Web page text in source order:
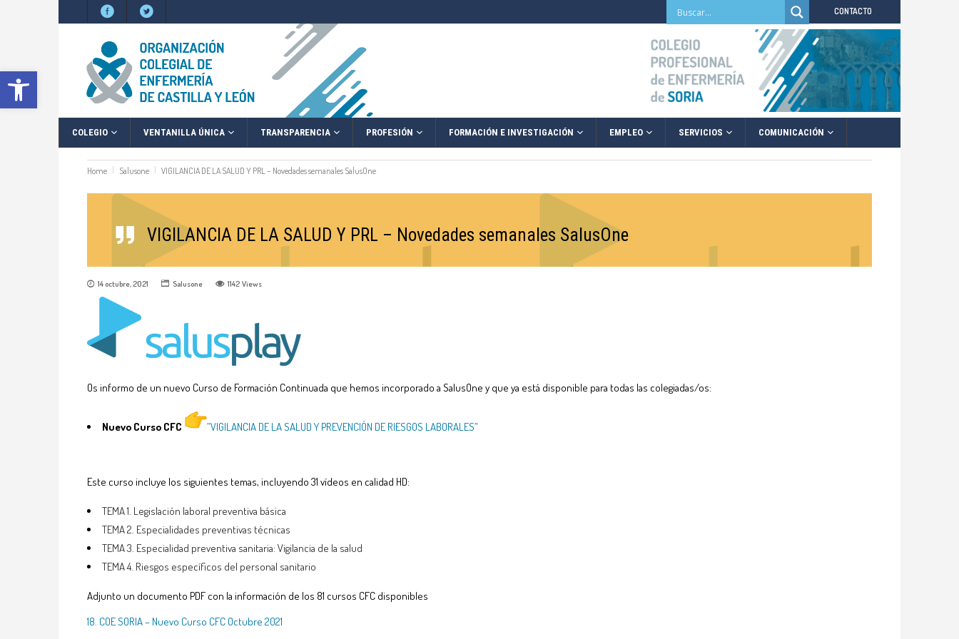
Abrir barra de herramientas
CONTACTO
COLEGIO VENTANILLA ÚNICA TRANSPARENCIA PROFESIÓN FORMACIÓN E INVESTIGACIÓN EMPLEO SERVICIOS COMUNICACIÓN
Home Salusone VIGILANCIA DE LA SALUD Y PRL – Novedades semanales SalusOne
VIGILANCIA DE LA SALUD Y PRL – Novedades semanales SalusOne
14 octubre, 2021 Salusone 1142 Views
Os informo de un nuevo Curso de Formación Continuada que hemos incorporado a SalusOne y que ya está disponible para todas las colegiadas/os:
Nuevo Curso CFC ”VIGILANCIA DE LA SALUD Y PREVENCIÓN DE RIESGOS LABORALES”
Este curso incluye los siguientes temas, incluyendo 31 vídeos en calidad HD:
TEMA 1. Legislación laboral preventiva básica
TEMA 2. Especialidades preventivas técnicas
TEMA 3. Especialidad preventiva sanitaria: Vigilancia de la salud
TEMA 4. Riesgos específicos del personal sanitario
Adjunto un documento PDF con la información de los 81 cursos CFC disponibles
18. COE SORIA – Nuevo Curso CFC Octubre 2021